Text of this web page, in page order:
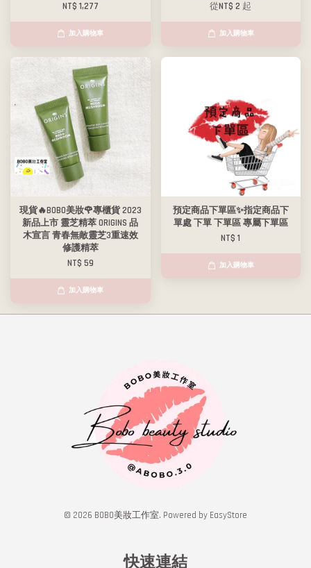
NT$ 1,277
加入購物車
從NT$ 2 起
加入購物車
現貨🔥BOBO美妝🌹專櫃貨 2023
新品上市 靈芝精萃 ORIGINS 品
木宣言 青春無敵靈芝3重速效
修護精萃
NT$ 59
加入購物車
預定商品下單區✨指定商品下
單處 下單 下單區 專屬下單區
NT$ 1
加入購物車
© 2026 BOBO美妝工作室. Powered by EasyStore
快速連結